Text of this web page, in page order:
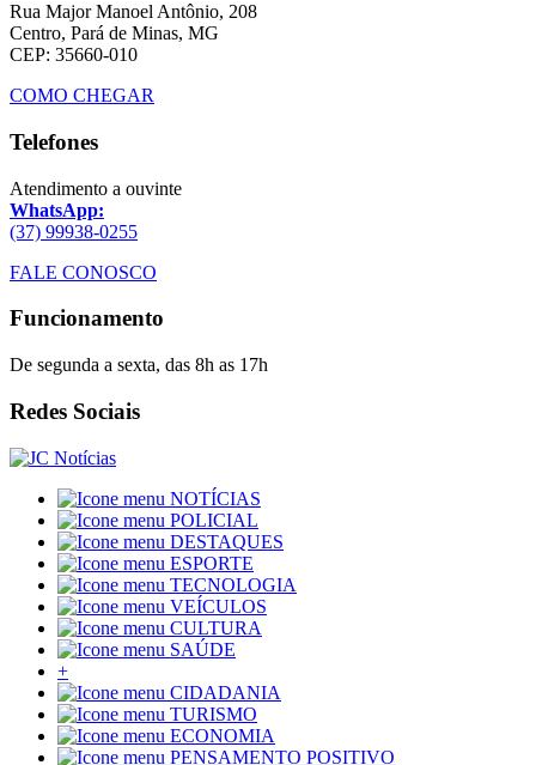
Rua Major Manoel Antônio, 208
Centro, Pará de Minas, MG
CEP: 35660-010
COMO CHEGAR
Telefones
Atendimento a ouvinte
WhatsApp:
(37) 99938-0255
FALE CONOSCO
Funcionamento
De segunda a sexta, das 8h as 17h
Redes Sociais
NOTÍCIAS
POLICIAL
DESTAQUES
ESPORTE
TECNOLOGIA
VEÍCULOS
CULTURA
SAÚDE
+
CIDADANIA
TURISMO
ECONOMIA
PENSAMENTO POSITIVO